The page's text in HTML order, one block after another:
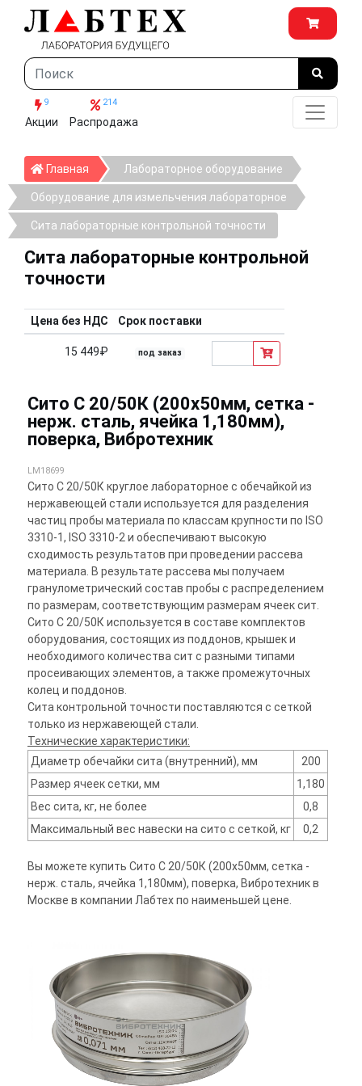
9
Акции
214
Распродажа
Главная ГлавнаяЛабораторное оборудование
Оборудование для измельчения лабораторное
Сита лабораторные контрольной точности
Сита лабораторные контрольной
точности
Цена без НДС Срок поставки
15 449₽ под заказ
Сито С 20/50К (200х50мм, сетка -
нерж. сталь, ячейка 1,180мм),
поверка, Вибротехник
LM18699
Сито С 20/50К круглое лабораторное с обечайкой из
нержавеющей стали используется для разделения
частиц пробы материала по классам крупности по ISO
3310-1, ISO 3310-2 и обеспечивают высокую
сходимость результатов при проведении рассева
материала. В результате рассева мы получаем
гранулометрический состав пробы с распределением
по размерам, соответствующим размерам ячеек сит.
Сито С 20/50К используется в составе комплектов
оборудования, состоящих из поддонов, крышек и
необходимого количества сит с разными типами
просеивающих элементов, а также промежуточных
колец и поддонов.
Сита контрольной точности поставляются с сеткой
только из нержавеющей стали.
Технические характеристики:
Диаметр обечайки сита (внутренний), мм
200
Размер ячеек сетки, мм
1,180
Вес сита, кг, не более
0,8
Максимальный вес навески на сито с сеткой, кг
0,2
Вы можете купить Сито С 20/50К (200х50мм, сетка -
нерж. сталь, ячейка 1,180мм), поверка, Вибротехник в
Москве в компании Лабтех по наименьшей цене.